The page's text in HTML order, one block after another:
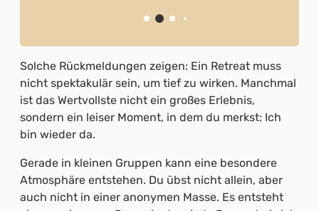
Solche Rückmeldungen zeigen: Ein Retreat muss
nicht spektakulär sein, um tief zu wirken. Manchmal
ist das Wertvollste nicht ein großes Erlebnis,
sondern ein leiser Moment, in dem du merkst: Ich
bin wieder da.
Gerade in kleinen Gruppen kann eine besondere
Atmosphäre entstehen. Du übst nicht allein, aber
auch nicht in einer anonymen Masse. Es entsteht